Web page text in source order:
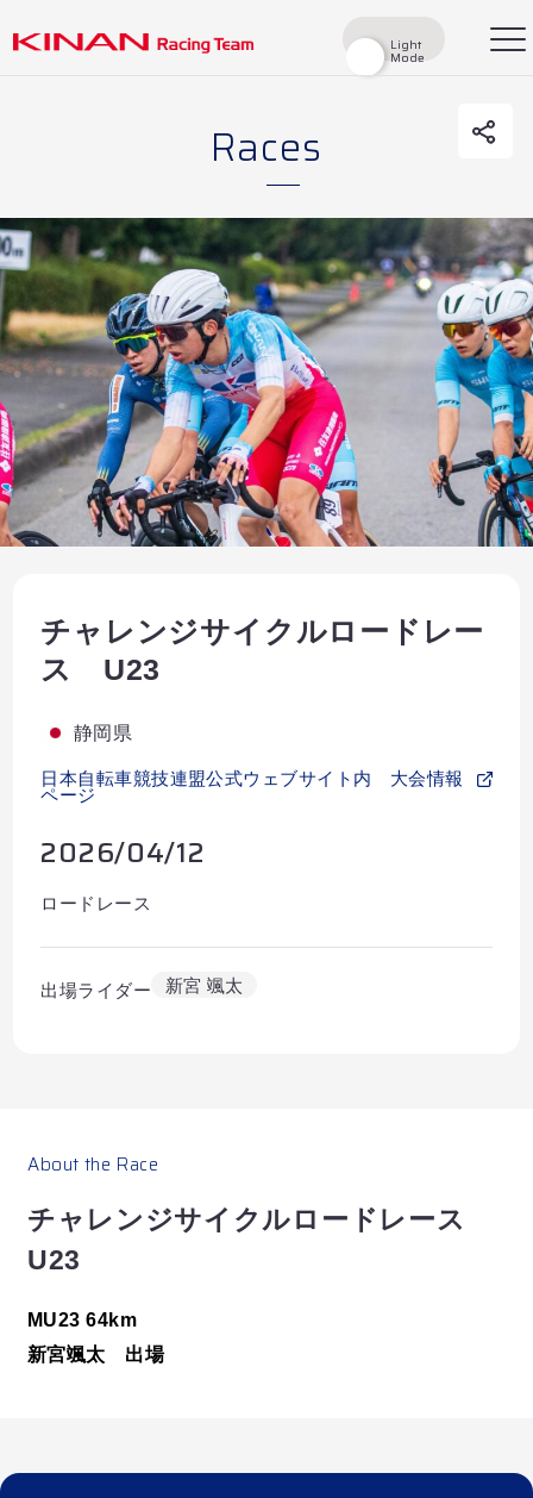
Light
Mode
Light
Mode
Top
News Races
Race Report Rider
Team History
Partners Shop
Contact
お気に入り登録
お気に入り登録しよう！
Races
チャレンジサイクルロードレー
ス U23
静岡県
日本自転車競技連盟公式ウェブサイト内 大会情報
ページ
2026/04/12
ロードレース
出場ライダー 新宮 颯太
About the Race
チャレンジサイクルロードレース
U23
MU23 64km
新宮颯太 出場